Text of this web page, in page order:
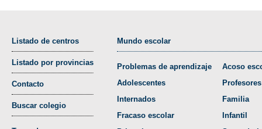
Listado de centros
Listado por provincias
Contacto
Buscar colegio
Mundo escolar
Problemas de aprendizaje
Adolescentes
Internados
Fracaso escolar
Acoso
Profesores
Familia
Infantil